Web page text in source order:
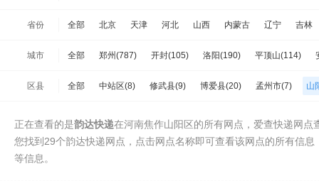
安能物流(6) 苏宁快递(1) 全一快递(0) 华宇物流(0) 百
亚风快递(1) 佳怡物流(0) 新邦物流(1) 中铁物流(1) 品
省份 全部 北京 天津 河北 山西 内蒙古 辽宁 吉林
台湾省 香港 澳门
城市 全部 郑州(787) 开封(105) 洛阳(190) 平顶山(114)
漯河(73)
驻马店
区县 全部 中站区(8) 修武县(9) 博爱县(20) 孟州市(7) 山
正在查看的是韵达快递在河南焦作山阳区的所有网点，爱查快递网点
您找到29个韵达快递网点，点击网点名称即可查看该网点的所有信
等信息。